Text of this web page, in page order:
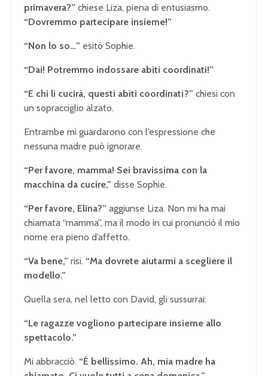
primavera?” chiese Liza, piena di entusiasmo.
“Dovremmo partecipare insieme!”
“Non lo so…” esitò Sophie.
“Dai! Potremmo indossare abiti coordinati!”
“E chi li cucirà, questi abiti coordinati?” chiesi con
un sopracciglio alzato.
Entrambe mi guardarono con l’espressione che
nessuna madre può ignorare.
“Per favore, mamma! Sei bravissima con la
macchina da cucire,” disse Sophie.
“Per favore, Elina?” aggiunse Liza. Non mi ha mai
chiamata “mamma”, ma il modo in cui pronunciò il mio
nome era pieno d’affetto.
“Va bene,” risi. “Ma dovrete aiutarmi a scegliere il
modello.”
Quella sera, nel letto con David, gli sussurrai:
“Le ragazze vogliono partecipare insieme allo
spettacolo.”
Mi abbracciò. “È bellissimo. Ah, mia madre ha